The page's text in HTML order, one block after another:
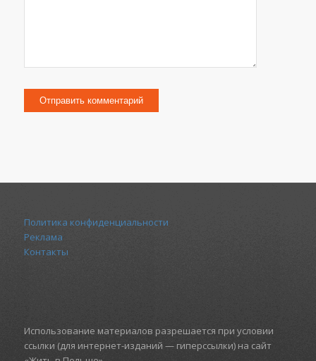
Политика конфиденциальности
Реклама
Контакты
Использование материалов разрешается при условии
ссылки (для интернет-изданий — гиперссылки) на сайт